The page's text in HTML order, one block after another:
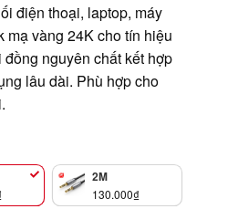
điện thoại, laptop, máy
mạ vàng 24K cho tín hiệu
nguyên chất kết hợp
lâu dài. Phù hợp cho
2M
130.000₫